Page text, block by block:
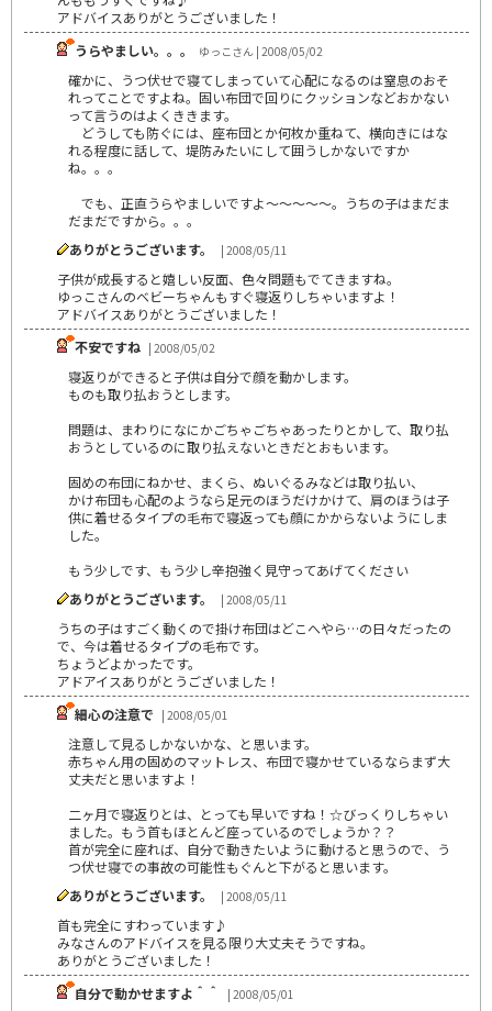
アドバイスありがとうございました！
うらやましい。。。
ゆっこさん | 2008/05/02
確かに、うつ伏せで寝てしまっていて心配になるのは窒息のおそ
れってことですよね。固い布団で回りにクッションなどおかない
って言うのはよくききます。
どうしても防ぐには、座布団とか何枚か重ねて、横向きにはな
れる程度に話して、堤防みたいにして囲うしかないですか
ね。。。
でも、正直うらやましいですよ～～～～～。うちの子はまだま
だまだですから。。。
ありがとうございます。
| 2008/05/11
子供が成長すると嬉しい反面、色々問題もでてきますね。
ゆっこさんのベビーちゃんもすぐ寝返りしちゃいますよ！
アドバイスありがとうございました！
不安ですね | 2008/05/02
寝返りができると子供は自分で顔を動かします。
ものも取り払おうとします。
問題は、まわりになにかごちゃごちゃあったりとかして、取り払
おうとしているのに取り払えないときだとおもいます。
固めの布団にねかせ、まくら、ぬいぐるみなどは取り払い、
かけ布団も心配のようなら足元のほうだけかけて、肩のほうは子
供に着せるタイプの毛布で寝返っても顔にかからないようにしま
した。
もう少しです、もう少し辛抱強く見守ってあげてください
ありがとうございます。
| 2008/05/11
うちの子はすごく動くので掛け布団はどこへやら…の日々だったの
で、今は着せるタイプの毛布です。
ちょうどよかったです。
アドアイスありがとうございました！
細心の注意で | 2008/05/01
注意して見るしかないかな、と思います。
赤ちゃん用の固めのマットレス、布団で寝かせているならまず大
丈夫だと思いますよ！
二ヶ月で寝返りとは、とっても早いですね！☆びっくりしちゃい
ました。もう首もほとんど座っているのでしょうか？？
首が完全に座れば、自分で動きたいように動けると思うので、う
つ伏せ寝での事故の可能性もぐんと下がると思います。
ありがとうございます。
| 2008/05/11
首も完全にすわっています♪
みなさんのアドバイスを見る限り大丈夫そうですね。
ありがとうございました！
自分で動かせますよ＾＾
| 2008/05/01